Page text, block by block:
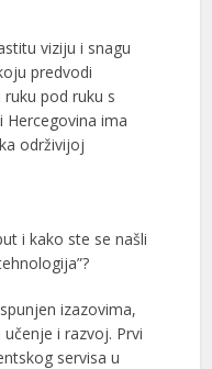
viziju i snagu
predvodi
pod ruku s
ima
održivijoj
i kako ste se našli
izazovima,
i razvoj. Prvi
servisa u